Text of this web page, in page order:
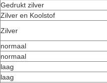
Gedrukt zilver
Zilver en Koolstof
Zilver
normaal
normaal
laag
laag